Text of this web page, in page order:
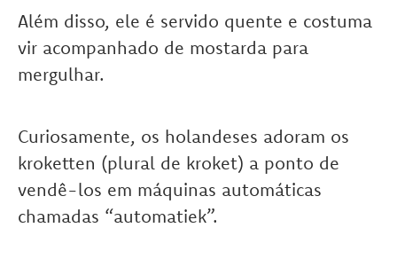
Além disso, ele é servido quente e costuma
vir acompanhado de mostarda para
mergulhar.
Curiosamente, os holandeses adoram os
kroketten (plural de kroket) a ponto de
vendê-los em máquinas automáticas
chamadas “automatiek”.